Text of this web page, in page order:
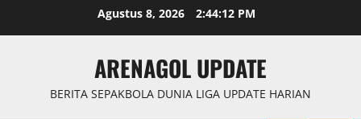
Agustus 8, 2026 2:44:12 PM
ARENAGOL UPDATE
BERITA SEPAKBOLA DUNIA LIGA UPDATE HARIAN